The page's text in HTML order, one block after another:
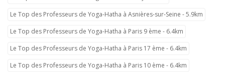
Le Top des Professeurs de Yoga-Hatha à Asnières-sur-Seine - 5.9km
Le Top des Professeurs de Yoga-Hatha à Paris 9 ème - 6.4km
Le Top des Professeurs de Yoga-Hatha à Paris 17 ème - 6.4km
Le Top des Professeurs de Yoga-Hatha à Paris 10 ème - 6.4km